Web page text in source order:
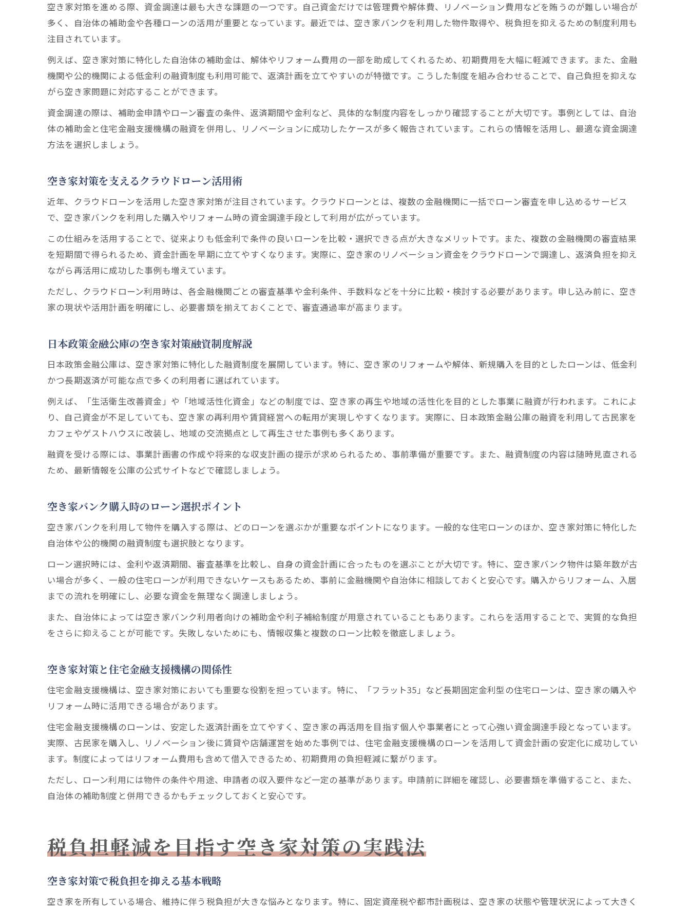
空き家対策で税金が上がる条件と対処法
空き家対策で検討すべき融資制度の種類
空き家対策とクラウドローンの活用事例
空き家ローンの流れと審査基準を知る
空き家バンクを利用したローン申請手順
空き家対策に役立つ情報サイトの使い方
空き家対策と資金運用の考え方を解説
空き家対策で実現する賢いリノベ資金計画
成功事例で学ぶ空き家対策と資金の工夫
空き家対策がもたらした税負担軽減事例
空き家バンク活用で成功した資金調達術
空き家対策で実践された助成金活用例
空き家対策を進める際、資金調達は最も大きな課題の一つです。自己資金だけでは管理費や解体費、リノベーション費用などを賄うのが難しい場合が
多く、自治体の補助金や各種ローンの活用が重要となっています。最近では、空き家バンクを利用した物件取得や、税負担を抑えるための制度利用も
注目されています。
例えば、空き家対策に特化した自治体の補助金は、解体やリフォーム費用の一部を助成してくれるため、初期費用を大幅に軽減できます。また、金融
機関や公的機関による低金利の融資制度も利用可能で、返済計画を立てやすいのが特徴です。こうした制度を組み合わせることで、自己負担を抑えな
がら空き家問題に対応することができます。
資金調達の際は、補助金申請やローン審査の条件、返済期間や金利など、具体的な制度内容をしっかり確認することが大切です。事例としては、自治
体の補助金と住宅金融支援機構の融資を併用し、リノベーションに成功したケースが多く報告されています。これらの情報を活用し、最適な資金調達
方法を選択しましょう。
空き家対策を支えるクラウドローン活用術
近年、クラウドローンを活用した空き家対策が注目されています。クラウドローンとは、複数の金融機関に一括でローン審査を申し込めるサービス
で、空き家バンクを利用した購入やリフォーム時の資金調達手段として利用が広がっています。
この仕組みを活用することで、従来よりも低金利で条件の良いローンを比較・選択できる点が大きなメリットです。また、複数の金融機関の審査結果
を短期間で得られるため、資金計画を早期に立てやすくなります。実際に、空き家のリノベーション資金をクラウドローンで調達し、返済負担を抑え
ながら再活用に成功した事例も増えています。
ただし、クラウドローン利用時は、各金融機関ごとの審査基準や金利条件、手数料などを十分に比較・検討する必要があります。申し込み前に、空き
家の現状や活用計画を明確にし、必要書類を揃えておくことで、審査通過率が高まります。
日本政策金融公庫の空き家対策融資制度解説
日本政策金融公庫は、空き家対策に特化した融資制度を展開しています。特に、空き家のリフォームや解体、新規購入を目的としたローンは、低金利
かつ長期返済が可能な点で多くの利用者に選ばれています。
例えば、「生活衛生改善資金」や「地域活性化資金」などの制度では、空き家の再生や地域の活性化を目的とした事業に融資が行われます。これによ
り、自己資金が不足していても、空き家の再利用や賃貸経営への転用が実現しやすくなります。実際に、日本政策金融公庫の融資を利用して古民家を
カフェやゲストハウスに改装し、地域の交流拠点として再生させた事例も多くあります。
融資を受ける際には、事業計画書の作成や将来的な収支計画の提示が求められるため、事前準備が重要です。また、融資制度の内容は随時見直される
ため、最新情報を公庫の公式サイトなどで確認しましょう。
空き家バンク購入時のローン選択ポイント
空き家バンクを利用して物件を購入する際は、どのローンを選ぶかが重要なポイントになります。一般的な住宅ローンのほか、空き家対策に特化した
自治体や公的機関の融資制度も選択肢となります。
ローン選択時には、金利や返済期間、審査基準を比較し、自身の資金計画に合ったものを選ぶことが大切です。特に、空き家バンク物件は築年数が古
い場合が多く、一般の住宅ローンが利用できないケースもあるため、事前に金融機関や自治体に相談しておくと安心です。購入からリフォーム、入居
までの流れを明確にし、必要な資金を無理なく調達しましょう。
また、自治体によっては空き家バンク利用者向けの補助金や利子補給制度が用意されていることもあります。これらを活用することで、実質的な負担
をさらに抑えることが可能です。失敗しないためにも、情報収集と複数のローン比較を徹底しましょう。
空き家対策と住宅金融支援機構の関係性
住宅金融支援機構は、空き家対策においても重要な役割を担っています。特に、「フラット35」など長期固定金利型の住宅ローンは、空き家の購入や
リフォーム時に活用できる場合があります。
住宅金融支援機構のローンは、安定した返済計画を立てやすく、空き家の再活用を目指す個人や事業者にとって心強い資金調達手段となっています。
実際、古民家を購入し、リノベーション後に賃貸や店舗運営を始めた事例では、住宅金融支援機構のローンを活用して資金計画の安定化に成功してい
ます。制度によってはリフォーム費用も含めて借入できるため、初期費用の負担軽減に繋がります。
ただし、ローン利用には物件の条件や用途、申請者の収入要件など一定の基準があります。申請前に詳細を確認し、必要書類を準備すること、また、
自治体の補助制度と併用できるかもチェックしておくと安心です。
税負担軽減を目指す空き家対策の実践法
空き家対策で税負担を抑える基本戦略
空き家を所有している場合、維持に伴う税負担が大きな悩みとなります。特に、固定資産税や都市計画税は、空き家の状態や管理状況によって大きく